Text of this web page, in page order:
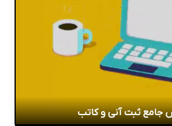
جامع ثبت آنی و کاتب